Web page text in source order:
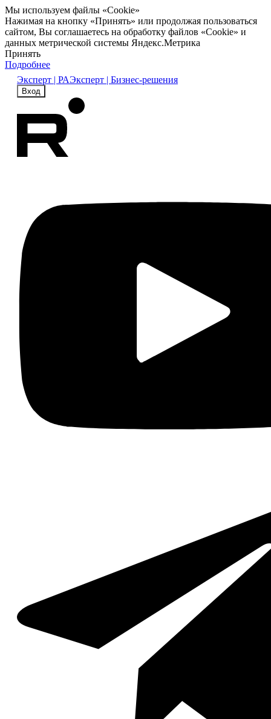
Мы используем файлы «Cookie»
Нажимая на кнопку «Принять» или продолжая пользоваться
сайтом, Вы соглашаетесь на обработку файлов «Cookie» и
данных метрической системы Яндекс.Метрика
Принять
Подробнее
Эксперт | РАЭксперт | Бизнес-решения
Вход